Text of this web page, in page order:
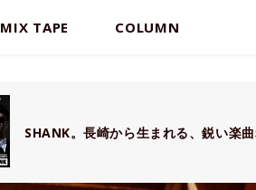
MIX TAPE COLUMN
SHANK。長崎から生まれる、鋭い楽